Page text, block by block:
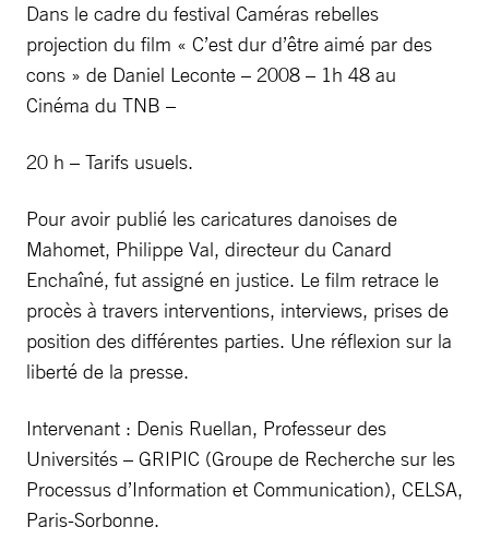
Dans le cadre du festival Caméras rebelles
projection du film « C’est dur d’être aimé par des
cons » de Daniel Leconte – 2008 – 1h 48 au
Cinéma du TNB –
20 h – Tarifs usuels.
Pour avoir publié les caricatures danoises de
Mahomet, Philippe Val, directeur du Canard
Enchaîné, fut assigné en justice. Le film retrace le
procès à travers interventions, interviews, prises de
position des différentes parties. Une réflexion sur la
liberté de la presse.
Intervenant : Denis Ruellan, Professeur des
Universités – GRIPIC (Groupe de Recherche sur les
Processus d’Information et Communication), CELSA,
Paris-Sorbonne.